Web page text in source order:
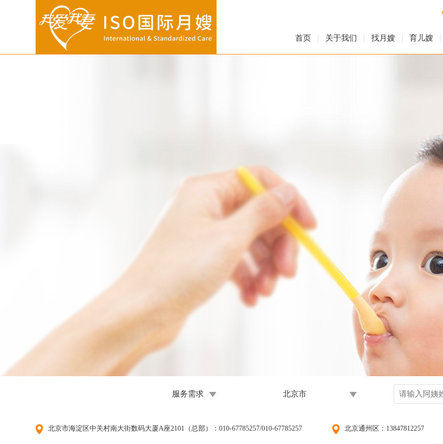
首页 关于我们 找月嫂 育儿嫂
服务需求 北京市
北京市海淀区中关村南大街数码大厦A座2101（总部）：010-67785257/010-67785257 北京通州区：13847812257